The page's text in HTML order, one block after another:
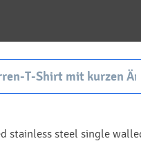
stainless steel single